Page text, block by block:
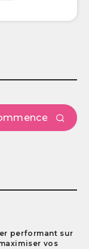
performant sur
vos